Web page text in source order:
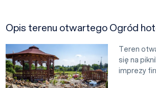
Opis terenu otwartego Ogród
Teren
się na
imprezy